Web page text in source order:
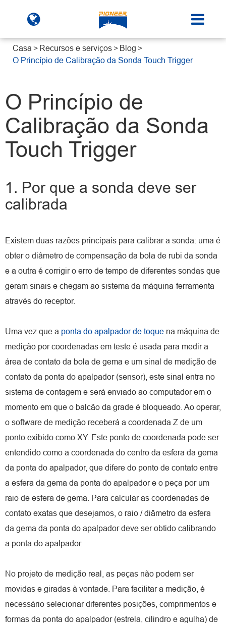
Casa Recursos e serviços
Blog
O Princípio de Calibração da Sonda Touch Trigger
O Princípio de
Calibração da Sonda
Touch Trigger
1. Por que a sonda deve ser
calibrada
Existem duas razões principais para calibrar a sonda: uma é
obter o diâmetro de compensação da bola de rubi da sonda
e a outra é corrigir o erro de tempo de diferentes sondas que
geram sinais e chegam ao sistema da máquina-ferramenta
através do receptor.
Uma vez que a ponta do apalpador de toque na máquina de
medição por coordenadas em teste é usada para medir a
área de contato da bola de gema e um sinal de medição de
contato da ponta do apalpador (sensor), este sinal entra no
sistema de contagem e será enviado ao computador em o
momento em que o balcão da grade é bloqueado. Ao operar,
o software de medição receberá a coordenada Z de um
ponto exibido como XY. Este ponto de coordenada pode ser
entendido como a coordenada do centro da esfera da gema
da ponta do apalpador, que difere do ponto de contato entre
a esfera da gema da ponta do apalpador e o peça por um
raio de esfera de gema. Para calcular as coordenadas de
contato exatas que desejamos, o raio / diâmetro da esfera
da gema da ponta do apalpador deve ser obtido calibrando
a ponta do apalpador.
No projeto de medição real, as peças não podem ser
movidas e giradas à vontade. Para facilitar a medição, é
necessário selecionar diferentes posições, comprimentos e
formas da ponta do apalpador (estrela, cilindro e agulha) de